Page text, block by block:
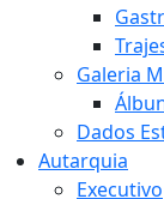
Galeria
Dados
Autarquia
Executivo